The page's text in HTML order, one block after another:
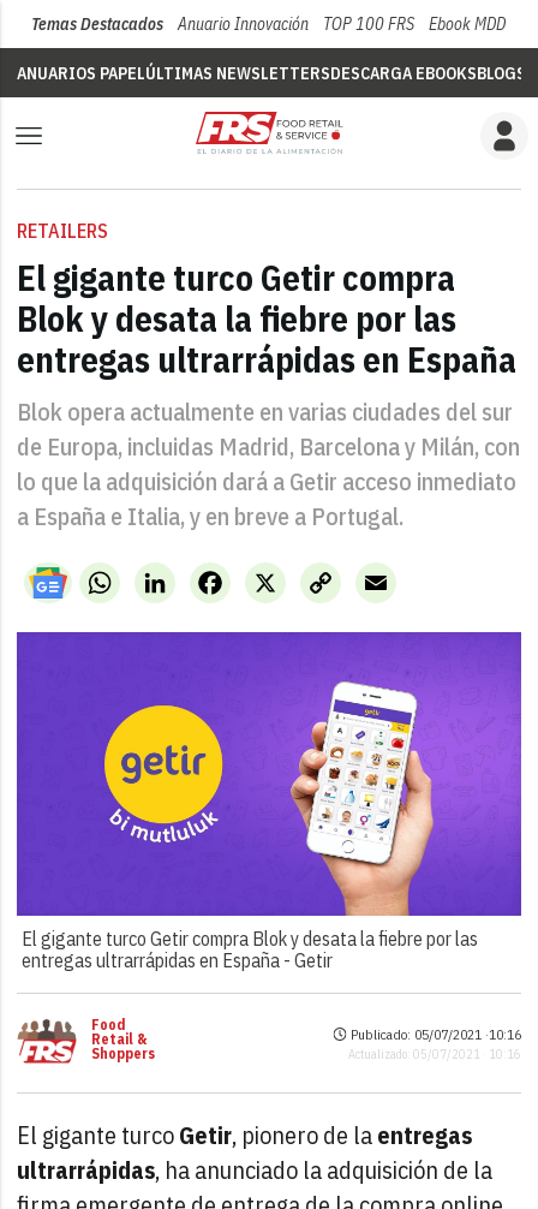
Temas Destacados Anuario Innovación TOP 100 FRS Ebook MDD
ANUARIOS PAPELÚLTIMAS NEWSLETTERSDESCARGA EBOOKSBLOGS
RETAILERS
El gigante turco Getir compra
Blok y desata la fiebre por las
entregas ultrarrápidas en España
Blok opera actualmente en varias ciudades del sur
de Europa, incluidas Madrid, Barcelona y Milán, con
lo que la adquisición dará a Getir acceso inmediato
a España e Italia, y en breve a Portugal.
WhatsAppLinkedIn X
Facebook
Copy
Link
Email
El gigante turco Getir compra Blok y desata la fiebre por las
entregas ultrarrápidas en España -Getir
Food
Retail &
Shoppers
Publicado: 05/07/2021 ·10:16
Actualizado: 05/07/2021 · 10:16
El gigante turcoGetir, pionero de laentregas
ultrarrápidas, ha anunciado la adquisición de la